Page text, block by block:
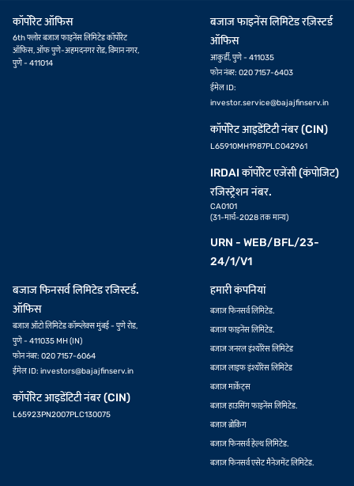
कॉर्पोरेट ऑफिस
6th फ्लोर बजाज फाइनेंस लिमिटेड कॉर्पोरेट
ऑफिस, ऑफ पुणे-अहमदनगर रोड, विमान नगर,
पुणे - 411014
बजाज फाइनेंस लिमिटेड रज़िस्टर्ड
ऑफिस
आकुर्डी, पुणे - 411035
फोन नंबर: 020 7157-6403
ईमेल ID:
investor.service@bajajfinserv.in
कॉर्पोरेट आइडेंटिटी नंबर (CIN)
L65910MH1987PLC042961
IRDAI कॉर्पोरेट एजेंसी (कंपोजिट)
रजिस्ट्रेशन नंबर.
CA0101
(31-मार्च-2028 तक मान्य)
URN - WEB/BFL/23-
24/1/V1
बजाज फिनसर्व लिमिटेड रजिस्टर्ड.
ऑफिस
बजाज ऑटो लिमिटेड कॉम्प्लेक्स मुंबई - पुणे रोड,
पुणे - 411035 MH (IN)
फोन नंबर: 020 7157-6064
ईमेल ID: investors@bajajfinserv.in
कॉर्पोरेट आइडेंटिटी नंबर (CIN)
L65923PN2007PLC130075
हमारी कंपनियां
बजाज फिनसर्व लिमिटेड.
बजाज फाइनेंस लिमिटेड.
बजाज जनरल इंश्योरेंस लिमिटेड
बजाज लाइफ इंश्योरेंस लिमिटेड
बजाज मार्केट्स
बजाज हाउसिंग फाइनेंस लिमिटेड.
बजाज ब्रोकिंग
बजाज फिनसर्व हेल्थ लिमिटेड.
बजाज फिनसर्व एसेट मैनेजमेंट लिमिटेड.